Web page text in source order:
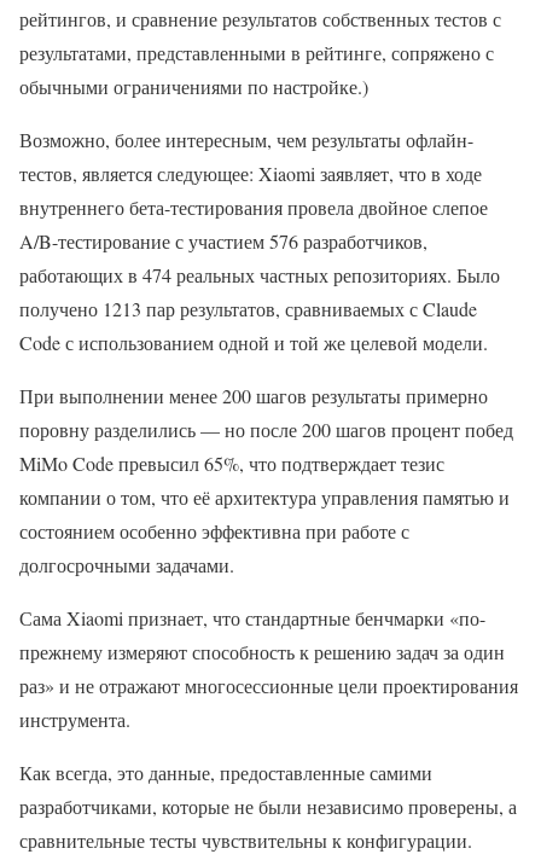
рейтингов, и сравнение результатов собственных тестов с
результатами, представленными в рейтинге, сопряжено с
обычными ограничениями по настройке.)
Возможно, более интересным, чем результаты офлайн-
тестов, является следующее: Xiaomi заявляет, что в ходе
внутреннего бета-тестирования провела двойное слепое
A/B-тестирование с участием 576 разработчиков,
работающих в 474 реальных частных репозиториях. Было
получено 1213 пар результатов, сравниваемых с Claude
Code с использованием одной и той же целевой модели.
При выполнении менее 200 шагов результаты примерно
поровну разделились — но после 200 шагов процент побед
MiMo Code превысил 65%, что подтверждает тезис
компании о том, что её архитектура управления памятью и
состоянием особенно эффективна при работе с
долгосрочными задачами.
Сама Xiaomi признает, что стандартные бенчмарки «по-
прежнему измеряют способность к решению задач за один
раз» и не отражают многосессионные цели проектирования
инструмента.
Как всегда, это данные, предоставленные самими
разработчиками, которые не были независимо проверены, а
сравнительные тесты чувствительны к конфигурации.